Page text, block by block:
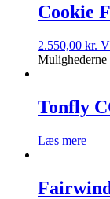
Cookie
2.550,00 kr.
Mulighederne
Tonfly
Læs mere